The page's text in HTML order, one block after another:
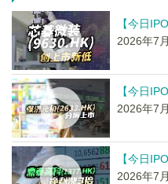
【今日
2026年7
【今日
2026年7
【今日
2026年7